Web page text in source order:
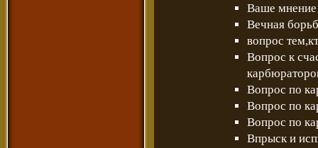
Ваше
Вечная
вопрос
Вопрос к
Вопрос по
Вопрос по
Вопрос по
Впрыск и